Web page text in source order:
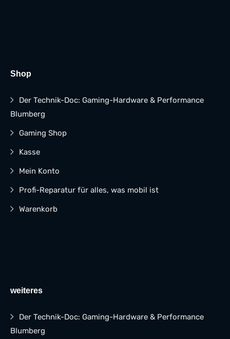
Shop
Der Technik-Doc: Gaming-Hardware & Performance
Blumberg
Gaming Shop
Kasse
Mein Konto
Profi-Reparatur für alles, was mobil ist
Warenkorb
weiteres
Der Technik-Doc: Gaming-Hardware & Performance
Blumberg